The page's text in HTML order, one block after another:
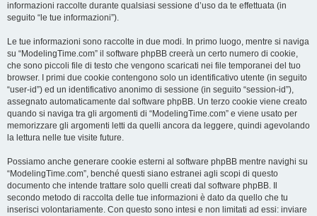
informazioni raccolte durante qualsiasi sessione d’uso da te effettuata (in
seguito “le tue informazioni”).
Le tue informazioni sono raccolte in due modi. In primo luogo, mentre si naviga
su “ModelingTime.com” il software phpBB creerà un certo numero di cookie,
che sono piccoli file di testo che vengono scaricati nei file temporanei del tuo
browser. I primi due cookie contengono solo un identificativo utente (in seguito
“user-id”) ed un identificativo anonimo di sessione (in seguito “session-id”),
assegnato automaticamente dal software phpBB. Un terzo cookie viene creato
quando si naviga tra gli argomenti di “ModelingTime.com” e viene usato per
memorizzare gli argomenti letti da quelli ancora da leggere, quindi agevolando
la lettura nelle tue visite future.
Possiamo anche generare cookie esterni al software phpBB mentre navighi su
“ModelingTime.com”, benché questi siano estranei agli scopi di questo
documento che intende trattare solo quelli creati dal software phpBB. Il
secondo metodo di raccolta delle tue informazioni è dato da quello che tu
inserisci volontariamente. Con questo sono intesi e non limitati ad essi: inviare